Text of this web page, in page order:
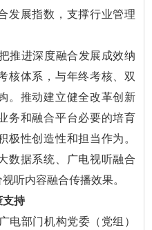
发展指数，支撑行业管理
推进深度融合发展成效纳
核体系，与年终考核、双
。推动建立健全改革创新
务和融合平台必要的培育
极性创造性和担当作为。
数据系统、广电视听融合
听内容融合传播效果。
支持
电部门机构党委（党组）